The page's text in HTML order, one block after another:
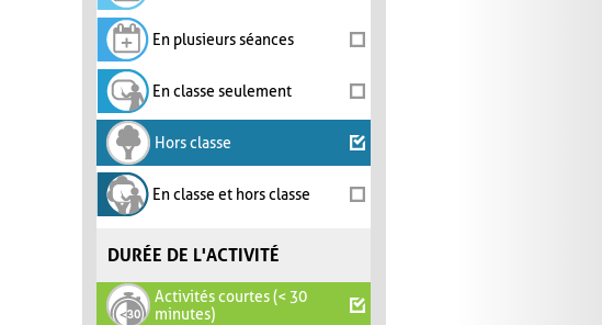
En plusieurs séances
En classe seulement
Hors classe
En classe et hors classe
DURÉE DE L'ACTIVITÉ
Activités courtes (< 30
minutes)